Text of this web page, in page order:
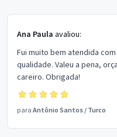
Ana Paula avaliou:
Fui muito bem atendida
qualidade. Valeu a pena,
careiro. Obrigada!
para Antônio Santos / Turco